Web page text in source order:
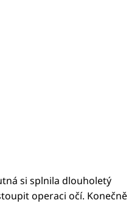
si splnila dlouholetý
operaci očí. Konečně